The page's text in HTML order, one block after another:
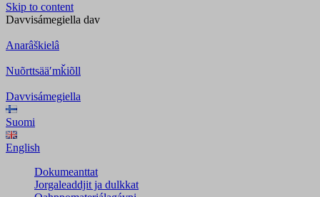
Skip to content
Davvisámegiella dav
Anarâškielâ
Nuõrttsääʹmǩiõll
Davvisámegiella
Suomi
English
Dokumeanttat
Jorgaleaddjit ja dulkkat